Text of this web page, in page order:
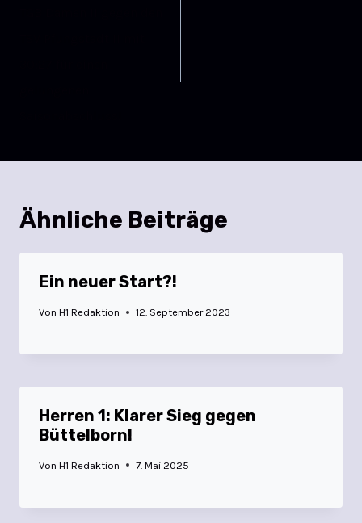
Ähnliche Beiträge
Ein neuer Start?!
Von H1 Redaktion 12. September 2023
Herren 1: Klarer Sieg gegen
Büttelborn!
Von H1 Redaktion 7. Mai 2025